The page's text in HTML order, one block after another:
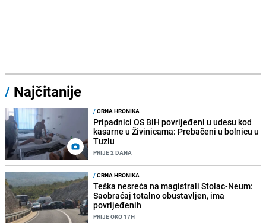
/ Najčitanije
/CRNA HRONIKA
Pripadnici OS BiH povrijeđeni u udesu kod
kasarne u Živinicama: Prebačeni u bolnicu u
Tuzlu
PRIJE 2 DANA
/CRNA HRONIKA
Teška nesreća na magistrali Stolac-Neum:
Saobraćaj totalno obustavljen, ima
povrijeđenih
PRIJE OKO 17H